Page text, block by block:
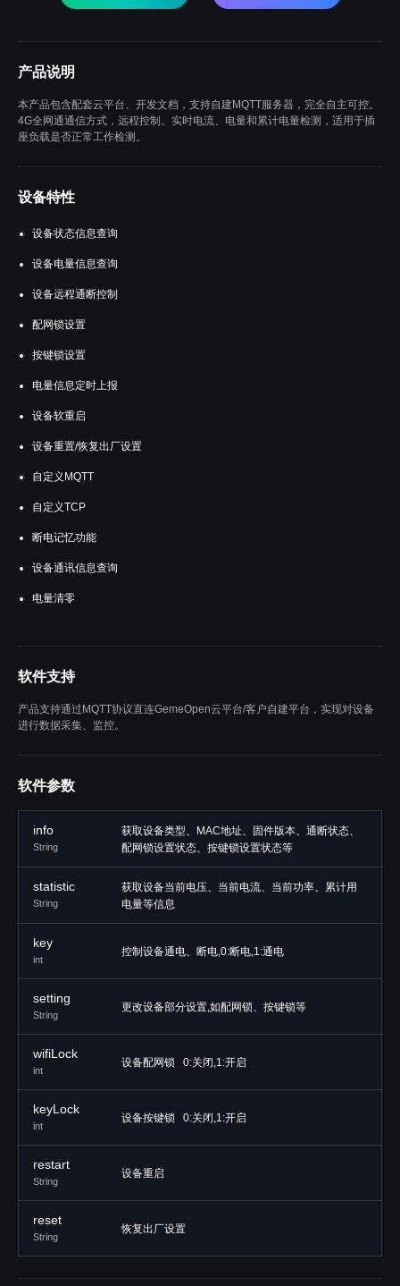
产品说明
本产品包含配套云平台、开发文档，支持自建MQTT服务器，完全自主可控。
4G全网通通信方式，远程控制。实时电流、电量和累计电量检测，适用于插
座负载是否正常工作检测。
设备特性
设备状态信息查询
设备电量信息查询
设备远程通断控制
配网锁设置
按键锁设置
电量信息定时上报
设备软重启
设备重置/恢复出厂设置
自定义MQTT
自定义TCP
断电记忆功能
设备通讯信息查询
电量清零
软件支持
产品支持通过MQTT协议直连GemeOpen云平台/客户自建平台，实现对设备
进行数据采集、监控。
软件参数
info
String
获取设备类型、MAC地址、固件版本、通断状态、
配网锁设置状态、按键锁设置状态等
statistic
String
获取设备当前电压、当前电流、当前功率、累计用
电量等信息
key
int
控制设备通电、断电,0:断电,1:通电
setting
String
更改设备部分设置,如配网锁、按键锁等
wifiLock
int
设备配网锁 0:关闭,1:开启
keyLock
int
设备按键锁 0:关闭,1:开启
restart
String
设备重启
reset
String
恢复出厂设置